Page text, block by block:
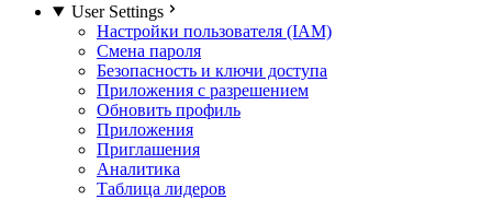
User Settings
Настройки пользователя (IAM)
Смена пароля
Безопасность и ключи доступа
Приложения с разрешением
Обновить профиль
Приложения
Приглашения
Аналитика
Таблица лидеров